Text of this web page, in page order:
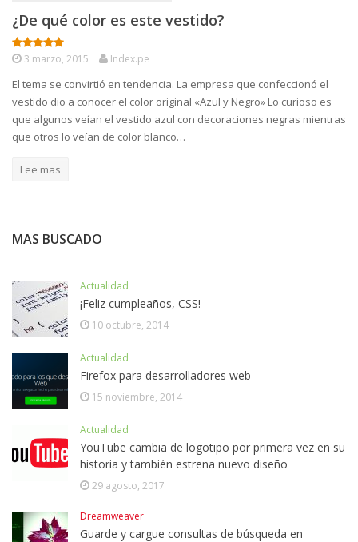
¿De qué color es este vestido?
3 marzo, 2015 Index.pe
El tema se convirtió en tendencia. La empresa que confeccionó el
vestido dio a conocer el color original «Azul y Negro» Lo curioso es
que algunos veían el vestido azul con decoraciones negras mientras
que otros lo veían de color blanco…
Lee mas
MAS BUSCADO
Actualidad
¡Feliz cumpleaños, CSS!
10 octubre, 2014
Actualidad
Firefox para desarrolladores web
15 noviembre, 2014
Actualidad
YouTube cambia de logotipo por primera vez en su
historia y también estrena nuevo diseño
29 agosto, 2017
Dreamweaver
Guarde y cargue consultas de búsqueda en